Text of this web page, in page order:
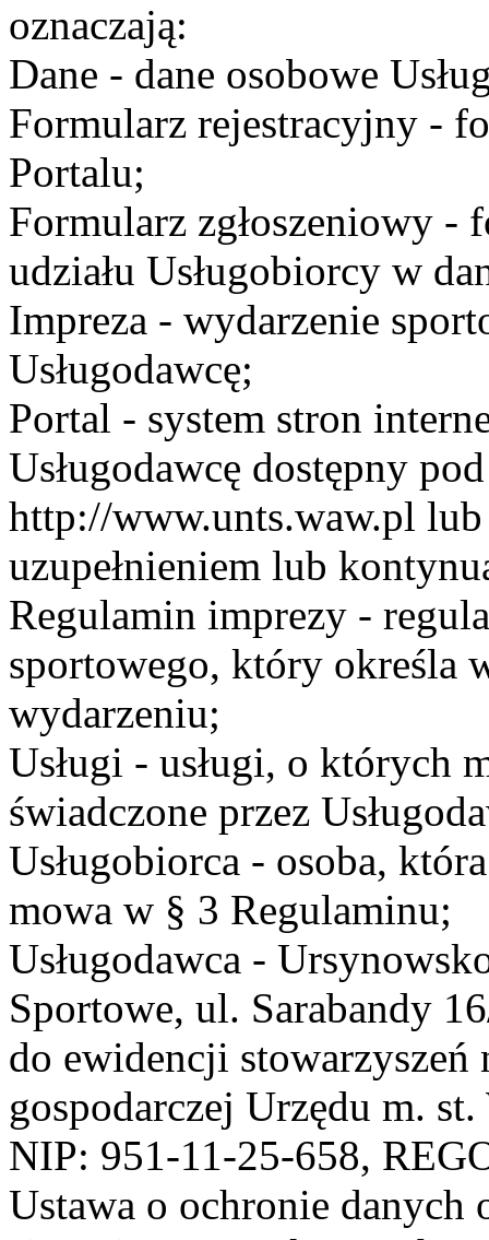
oznaczają:
Dane - dane osobowe
Formularz rejestracyjny -
Portalu;
Formularz zgłoszeniowy -
udziału Usługobiorcy w
Impreza - wydarzenie
Usługodawcę;
Portal - system stron
Usługodawcę dostępny
http://www.unts.waw.pl lub
uzupełnieniem lub
Regulamin imprezy -
sportowego, który określa
wydarzeniu;
Usługi - usługi, o których
świadczone przez
Usługobiorca - osoba,
mowa w § 3 Regulaminu;
Usługodawca -
Sportowe, ul. Sarabandy
do ewidencji stowarzyszeń
gospodarczej Urzędu m.
NIP: 951-11-25-658,
Ustawa o ochronie danych